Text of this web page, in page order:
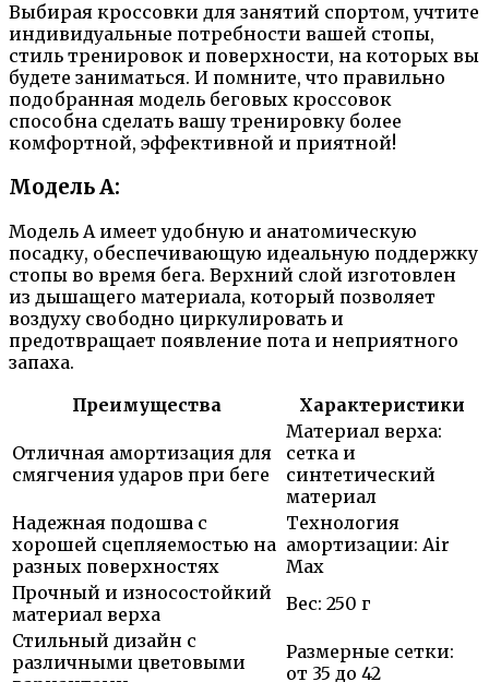
Выбирая кроссовки для занятий спортом, учтите
индивидуальные потребности вашей стопы,
стиль тренировок и поверхности, на которых вы
будете заниматься. И помните, что правильно
подобранная модель беговых кроссовок
способна сделать вашу тренировку более
комфортной, эффективной и приятной!
Модель A:
Модель A имеет удобную и анатомическую
посадку, обеспечивающую идеальную поддержку
стопы во время бега. Верхний слой изготовлен
из дышащего материала, который позволяет
воздуху свободно циркулировать и
предотвращает появление пота и неприятного
запаха.
Преимущества
Характеристики
Отличная амортизация для
смягчения ударов при беге
Материал верха:
сетка и
синтетический
материал
Надежная подошва с
хорошей сцепляемостью на
разных поверхностях
Технология
амортизации: Air
Max
Прочный и износостойкий
материал верха
Вес: 250 г
Стильный дизайн с
различными цветовыми
Размерные сетки:
от 35 до 42